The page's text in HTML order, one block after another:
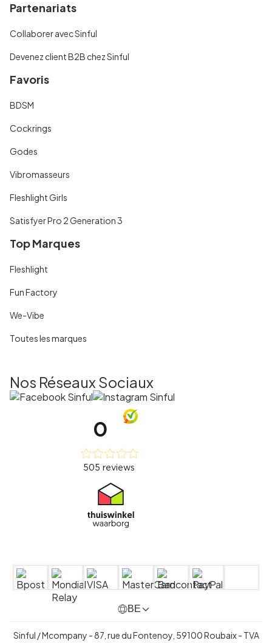
Partenariats
Collaborer avec Sinful
Devenez client B2B chez Sinful
Favoris
BDSM
Cockrings
Godes
Vibromasseurs
Fleshlight Girls
Satisfyer Pro 2 Generation 3
Top Marques
Fleshlight
Fun Factory
We-Vibe
Toutes les marques
Nos Réseaux Sociaux
BE
Sinful / Mcompany - 87, rue du Fontenoy, 59100 Roubaix - TVA